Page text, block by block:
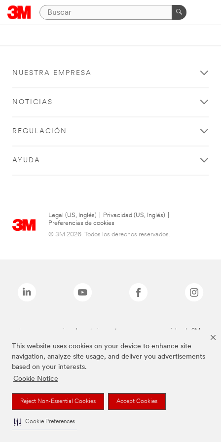
This website uses cookies on your device to enhance site
navigation, analyze site usage, and deliver you advertisements
based on your interests.
Cookie Notice
Reject Non-Essential Cookies Accept Cookies
Cookie Preferences
NUESTRA EMPRESA
NOTICIAS
REGULACIÓN
AYUDA
Legal (US, Inglés) Privacidad (US, Inglés)
Preferencias de cookies
© 3M 2026. Todos los derechos reservados..
Las marcas mencionadas anteriormente son marcas comerciales de 3M.